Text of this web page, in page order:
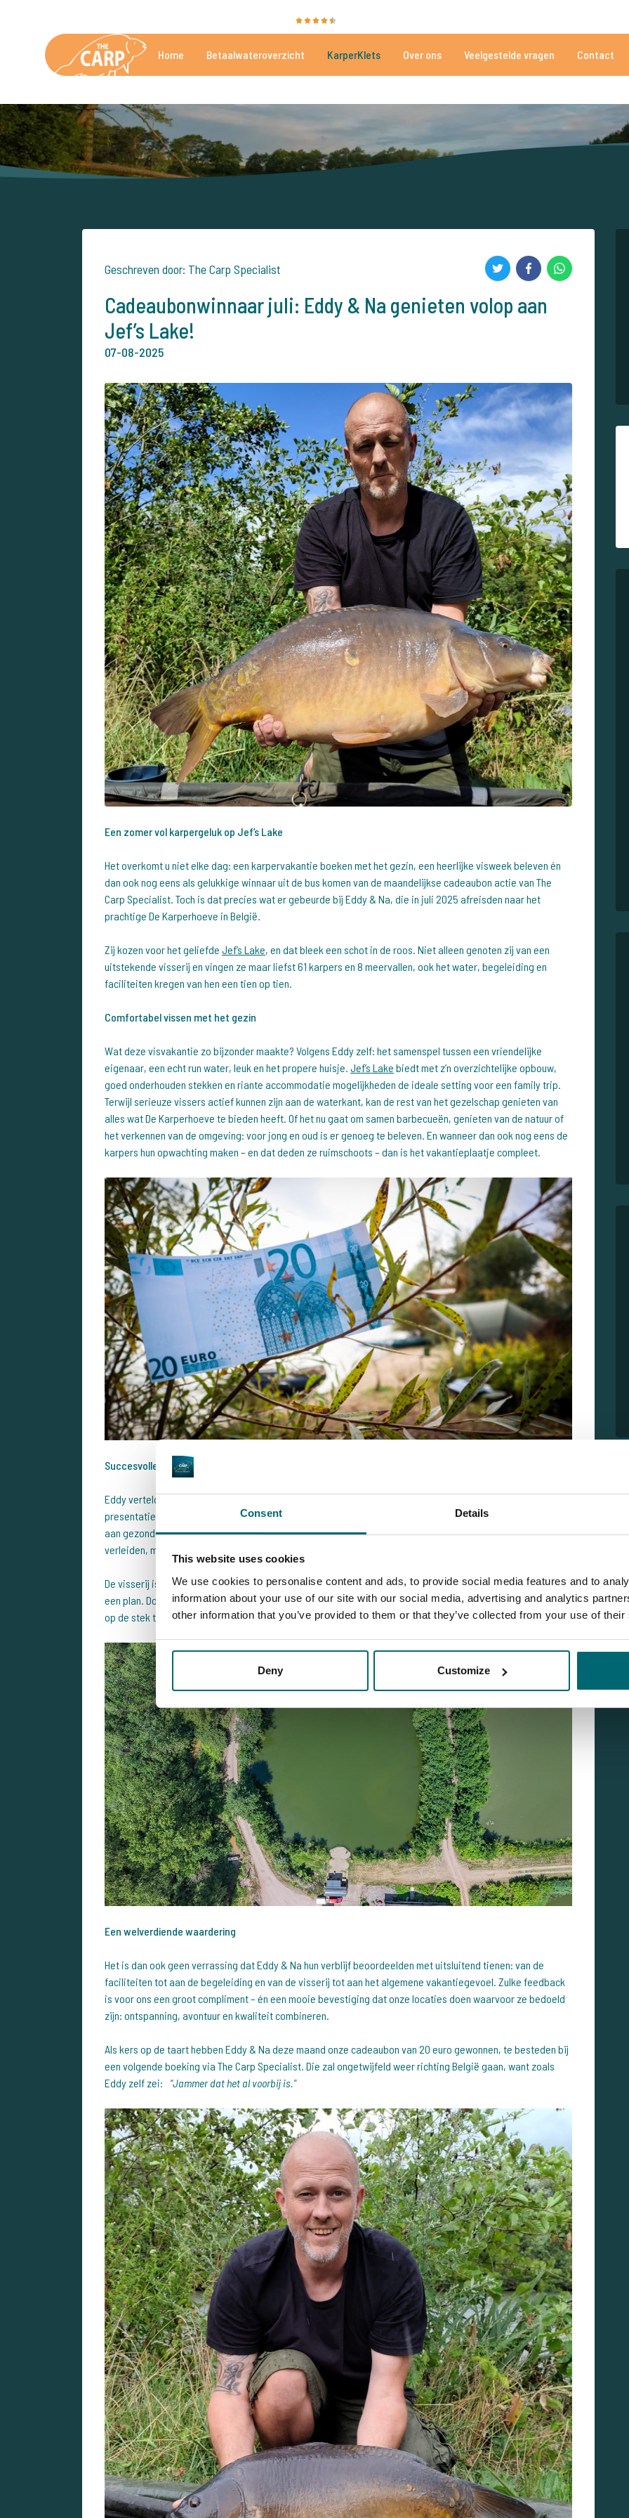
Consent Details
This website uses cookies
We use cookies to personalise content and ads, to provide social media features and to
information about your use of our site with our social media, advertising and analytics
other information that you’ve provided to them or that they’ve collected from your use of
Deny Customize
Home Betaalwateroverzicht KarperKlets Over ons Veelgestelde vragen Contact
Geschreven door: The Carp Specialist
Cadeaubonwinnaar juli: Eddy & Na genieten volop aan
Jef’s Lake!
07-08-2025
Een zomer vol karpergeluk op Jef’s Lake
Het overkomt u niet elke dag: een karpervakantie boeken met het gezin, een heerlijke visweek beleven én
dan ook nog eens als gelukkige winnaar uit de bus komen van de maandelijkse cadeaubon actie van The
Carp Specialist. Toch is dat precies wat er gebeurde bij Eddy & Na, die in juli 2025 afreisden naar het
prachtige De Karperhoeve in België.
Zij kozen voor het geliefde Jef’s Lake, en dat bleek een schot in de roos. Niet alleen genoten zij van een
uitstekende visserij en vingen ze maar liefst 61 karpers en 8 meervallen, ook het water, begeleiding en
faciliteiten kregen van hen een tien op tien.
Comfortabel vissen met het gezin
Wat deze visvakantie zo bijzonder maakte? Volgens Eddy zelf: het samenspel tussen een vriendelijke
eigenaar, een echt run water, leuk en het propere huisje. Jef’s Lake biedt met z’n overzichtelijke opbouw,
goed onderhouden stekken en riante accommodatie mogelijkheden de ideale setting voor een family trip.
Terwijl serieuze vissers actief kunnen zijn aan de waterkant, kan de rest van het gezelschap genieten van
alles wat De Karperhoeve te bieden heeft. Of het nu gaat om samen barbecueën, genieten van de natuur of
het verkennen van de omgeving: voor jong en oud is er genoeg te beleven. En wanneer dan ook nog eens de
karpers hun opwachting maken – en dat deden ze ruimschoots – dan is het vakantieplaatje compleet.
Succesvolle aanpak aan het water
Eddy vertelde ons dat hij vooral succes had met zoete boilies in combinatie met kleine snowman-
presentaties, gevist op strakke lijnen langs de overkant.
staat bekend om zijn actieve bestand
aan gezonde, strijdlustige vissen, en dat bleek ook dit keer. Verschillende mooie karpers lieten zich
verleiden, maar liefst 61 karpers en 8 meervallen!
De visserij is uitdagend genoeg om spannend te blijven, maar tegelijk ook toegankelijk voor elke visser met
een plan. Door rustig op te bouwen, goed te observeren en slim bij te voeren, wist Eddy de vis telkens weer
op de stek te houden.
Een welverdiende waardering
Het is dan ook geen verrassing dat Eddy & Na hun verblijf beoordeelden met uitsluitend tienen: van de
faciliteiten tot aan de begeleiding en van de visserij tot aan het algemene vakantiegevoel. Zulke feedback
is voor ons een groot compliment – én een mooie bevestiging dat onze locaties doen waarvoor ze bedoeld
zijn: ontspanning, avontuur en kwaliteit combineren.
Als kers op de taart hebben Eddy & Na deze maand onze cadeaubon van 20 euro gewonnen, te besteden bij
een volgende boeking via The Carp Specialist. Die zal ongetwijfeld weer richting België gaan, want zoals
Eddy zelf zei: “Jammer dat het al voorbij is."